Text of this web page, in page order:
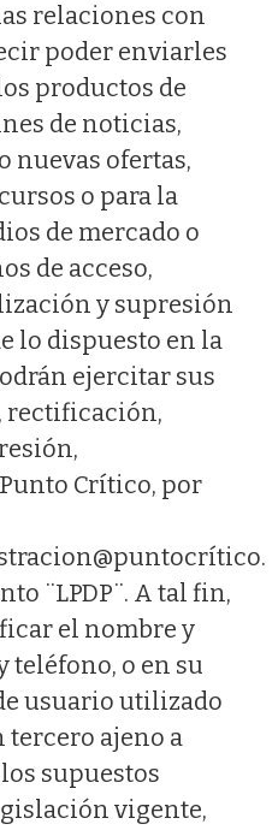
relaciones con
poder enviarles
productos de
de noticias,
nuevas ofertas,
o para la
de mercado o
de acceso,
y supresión
lo dispuesto en la
ejercitar sus
rectificación,
Crítico, por
¨LPDP¨. A tal fin,
el nombre y
teléfono, o en su
usuario utilizado
ajeno a
supuestos
vigente,